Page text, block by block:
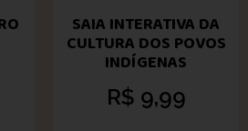
SAIA INTERATIVA DA
CULTURA DOS POVOS
INDÍGENAS
R$ 9,99